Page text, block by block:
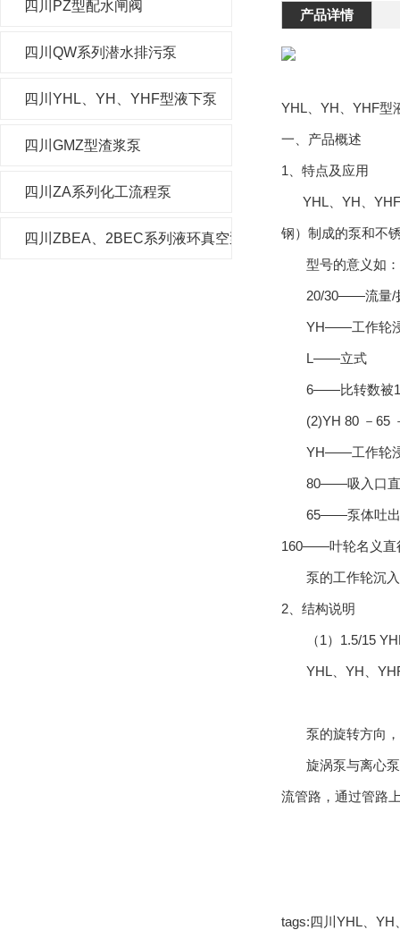
四川PZ型配水闸阀
四川QW系列潜水排污泵
四川YHL、YH、YHF型液下泵
四川GMZ型渣浆泵
四川ZA系列化工流程泵
四川ZBEA、2BEC系列液环真空泵及压缩机
产品详情
YHL、YH、YHF型
一、产品概述
1、特点及应用
YHL、YH、YHF
钢）制成的泵和不
型号的意义如：
20/30——流量/
YH——工作轮浸
L——立式
6——比转数被
(2)YH 80 －65
YH——工作轮浸
80——吸入口直
65——泵体吐出
160——叶轮名义直
泵的工作轮沉入
2、结构说明
（1）1.5/15
YHL、YH、YHF
泵的旋转方向，
旋涡泵与离心泵
流管路，通过管路
tags:四川YHL、YH